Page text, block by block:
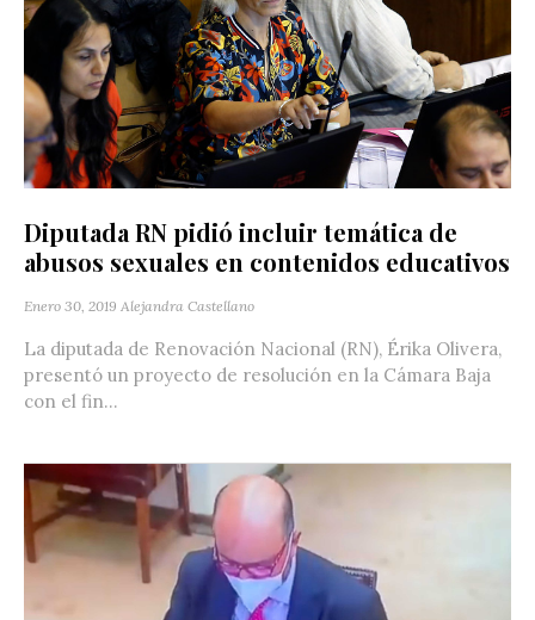
Diputada RN pidió incluir temática de
abusos sexuales en contenidos educativos
Enero 30, 2019 Alejandra Castellano
La diputada de Renovación Nacional (RN), Érika Olivera,
presentó un proyecto de resolución en la Cámara Baja
con el fin...